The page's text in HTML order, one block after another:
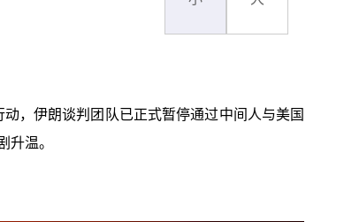
，伊朗谈判团队已正式暂停通过中间人与美国
温。